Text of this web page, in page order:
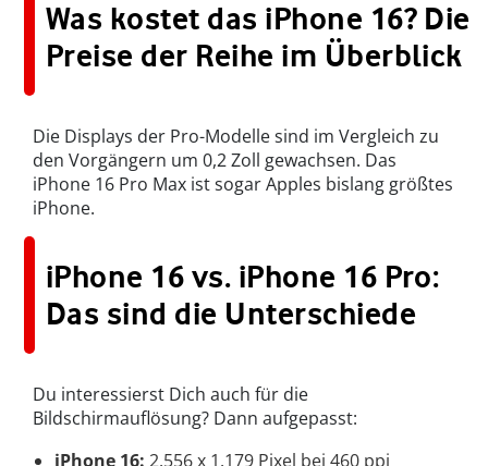
Was kostet das iPhone 16? Die
Preise der Reihe im Überblick
Die Displays der Pro-Modelle sind im Vergleich zu
den Vorgängern um 0,2 Zoll gewachsen. Das
iPhone 16 Pro Max ist sogar Apples bislang größtes
iPhone.
iPhone 16 vs. iPhone 16 Pro:
Das sind die Unterschiede
Du interessierst Dich auch für die
Bildschirmauflösung? Dann aufgepasst:
iPhone 16: 2.556 x 1.179 Pixel bei 460 ppi